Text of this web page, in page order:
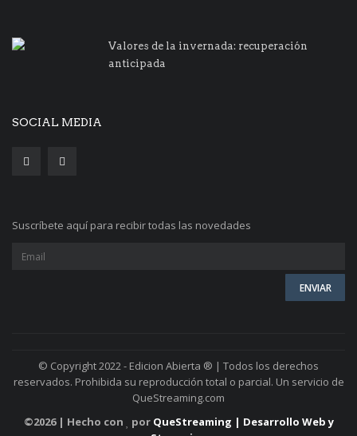
Valores de la invernada: recuperación
anticipada
SOCIAL MEDIA
Suscríbete aquí para recibir todas las novedades
© Copyright 2022 - Edicion Abierta ® | Todos los derechos
reservados. Prohibida su reproducción total o parcial. Un servicio de
QueStreaming.com
©2026 | Hecho con por QueStreaming | Desarrollo Web y